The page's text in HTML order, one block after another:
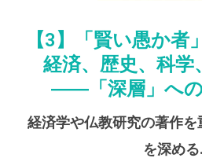
【3】「賢い愚か者
経済、歴史、科学
――「深層」へ
経済学や仏教研究の著作
を深め